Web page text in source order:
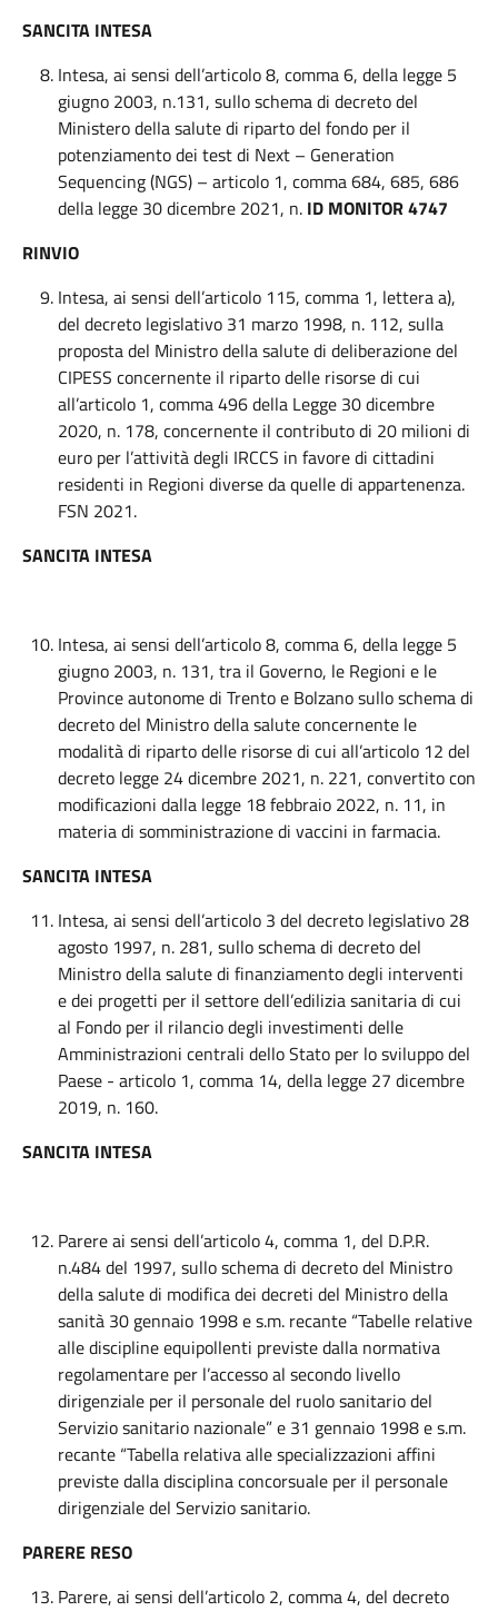
SANCITA INTESA
Intesa, ai sensi dell’articolo 8, comma 6, della legge 5
giugno 2003, n.131, sullo schema di decreto del
Ministero della salute di riparto del fondo per il
potenziamento dei test di Next – Generation
Sequencing (NGS) – articolo 1, comma 684, 685, 686
della legge 30 dicembre 2021, n. ID MONITOR 4747
RINVIO
Intesa, ai sensi dell’articolo 115, comma 1, lettera a),
del decreto legislativo 31 marzo 1998, n. 112, sulla
proposta del Ministro della salute di deliberazione del
CIPESS concernente il riparto delle risorse di cui
all’articolo 1, comma 496 della Legge 30 dicembre
2020, n. 178, concernente il contributo di 20 milioni di
euro per l’attività degli IRCCS in favore di cittadini
residenti in Regioni diverse da quelle di appartenenza.
FSN 2021.
SANCITA INTESA
Intesa, ai sensi dell’articolo 8, comma 6, della legge 5
giugno 2003, n. 131, tra il Governo, le Regioni e le
Province autonome di Trento e Bolzano sullo schema di
decreto del Ministro della salute concernente le
modalità di riparto delle risorse di cui all’articolo 12 del
decreto legge 24 dicembre 2021, n. 221, convertito con
modificazioni dalla legge 18 febbraio 2022, n. 11, in
materia di somministrazione di vaccini in farmacia.
SANCITA INTESA
Intesa, ai sensi dell’articolo 3 del decreto legislativo 28
agosto 1997, n. 281, sullo schema di decreto del
Ministro della salute di finanziamento degli interventi
e dei progetti per il settore dell’edilizia sanitaria di cui
al Fondo per il rilancio degli investimenti delle
Amministrazioni centrali dello Stato per lo sviluppo del
Paese - articolo 1, comma 14, della legge 27 dicembre
2019, n. 160.
SANCITA INTESA
Parere ai sensi dell’articolo 4, comma 1, del D.P.R.
n.484 del 1997, sullo schema di decreto del Ministro
della salute di modifica dei decreti del Ministro della
sanità 30 gennaio 1998 e s.m. recante “Tabelle relative
alle discipline equipollenti previste dalla normativa
regolamentare per l’accesso al secondo livello
dirigenziale per il personale del ruolo sanitario del
Servizio sanitario nazionale” e 31 gennaio 1998 e s.m.
recante “Tabella relativa alle specializzazioni affini
previste dalla disciplina concorsuale per il personale
dirigenziale del Servizio sanitario.
PARERE RESO
Parere, ai sensi dell’articolo 2, comma 4, del decreto